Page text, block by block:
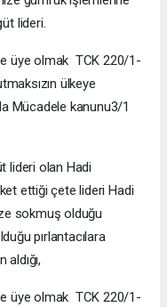
lideri.
üye olmak TCK 220/1-
ülkeye
Mücadele kanunu3/1
lideri olan Hadi
ettiği çete lideri Hadi
sokmuş olduğu
pırlantacılara
aldığı,
üye olmak TCK 220/1-